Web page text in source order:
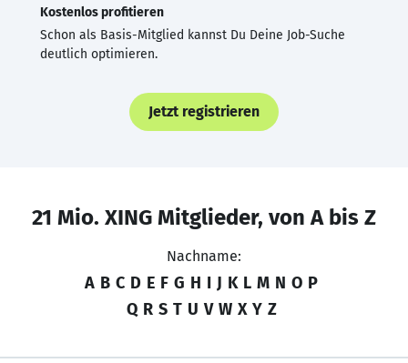
Kostenlos profitieren
Schon als Basis-Mitglied kannst Du Deine Job-Suche
deutlich optimieren.
Jetzt registrieren
21 Mio. XING Mitglieder, von A bis Z
Nachname:
A B C D E F G H I J K L M N O P
Q R S T U V W X Y Z